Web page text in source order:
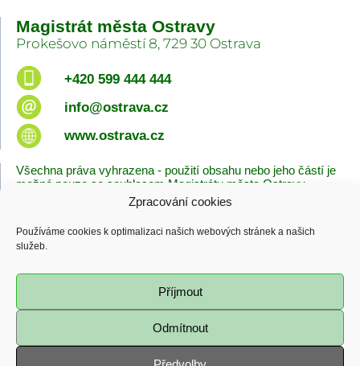
Zpracování cookies
Používáme cookies k optimalizaci našich webových stránek a našich
služeb.
Příjmout
Odmítnout
Magistrát města Ostravy
Prokešovo náměstí 8, 729 30 Ostrava
+420 599 444 444
info@ostrava.cz
www.ostrava.cz
Všechna práva vyhrazena - použití obsahu nebo jeho částí je
možné pouze se souhlasem Magistrátu města Ostravy.
Zásady cookies
Poslední změna